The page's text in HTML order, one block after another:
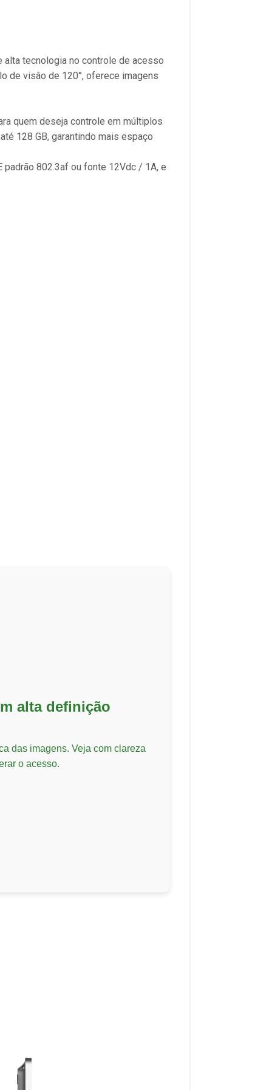
alta tecnologia no controle de acesso
de visão de 120°, oferece imagens
quem deseja controle em múltiplos
128 GB, garantindo mais espaço
802.3af ou fonte 12Vdc / 1A, e
alta definição
das imagens. Veja com clareza
o acesso.